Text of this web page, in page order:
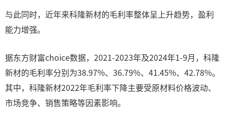
与此同时，近年来科隆新材的毛利率整体呈上升趋势，盈利
能力增强。
据东方财富choice数据，2021-2023年及2024年1-9月，科隆
新材的毛利率分别为38.97%、36.79%、41.45%、42.78%。
其中，科隆新材2022年毛利率下降主要受原材料价格波动、
市场竞争、销售策略等因素影响。